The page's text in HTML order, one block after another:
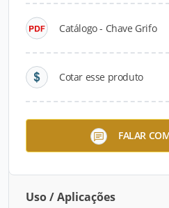
Catálogo - Chave Grifo
Cotar esse produto
FALAR
A Chaves Grifo da Foxlux
ferramenta. Possui
regular. Possui garantia de
Uso / Aplicações